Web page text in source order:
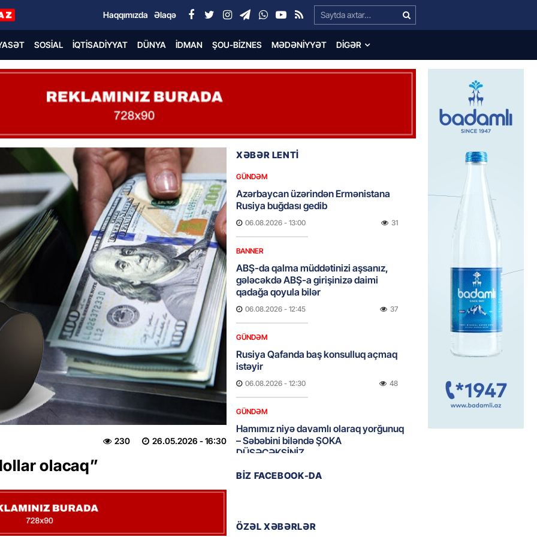
Search…
Haqqımızda Əlaqə
SOSIAL İQTISADIYYAT DÜNYA İDMAN ŞOU-BIZNES MƏDƏNIYYƏT DIGƏR
26.05.2026 - 16:30
230
olacaq”
XƏBƏR LENTİ
GÜNDƏM
Azərbaycan üzərindən Ermənistana
Rusiya buğdası gedib
06.08.2026 - 13:00 31
BANNER
ABŞ-da qalma müddətinizi aşsanız,
gələcəkdə ABŞ-a girişinizə daimi
qadağa qoyula bilər
06.08.2026 - 12:45 37
GÜNDƏM
Rusiya Qafanda baş konsulluq açmaq
istəyir
06.08.2026 - 12:30 48
GÜNDƏM
Hamımız niyə davamlı olaraq yorğunuq
– Səbəbini biləndə ŞOKA
DÜŞƏCƏKSİNİZ
VÖEN-siz fəaliyyət, şişirdilmiş hesab :
BIZ FACEBOOK-DA
ÖZƏL XƏBƏRLƏR